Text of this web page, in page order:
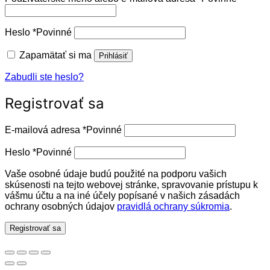
Heslo *Povinné
Zapamätať si ma Prihlásiť
Zabudli ste heslo?
Registrovať sa
E-mailová adresa *Povinné
Heslo *Povinné
Vaše osobné údaje budú použité na podporu vašich
skúsenosti na tejto webovej stránke, spravovanie prístupu k
vášmu účtu a na iné účely popísané v našich zásadách
ochrany osobných údajov pravidlá ochrany súkromia.
Registrovať sa